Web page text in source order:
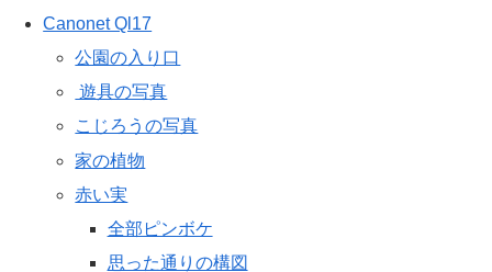
Canonet Ql17
公園の入り口
遊具の写真
こじろうの写真
家の植物
赤い実
全部ピンボケ
思った通りの構図